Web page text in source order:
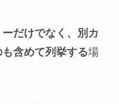
だけでなく、別カ
含めて列挙する場